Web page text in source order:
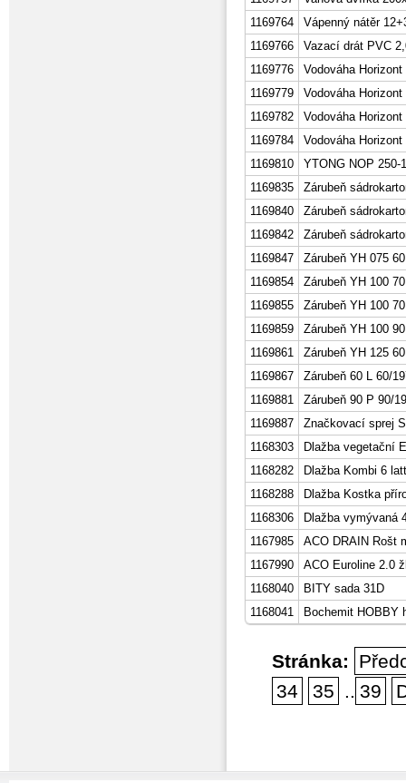
1169764
Vápenný nátěr
1169766
Vazací drát PVC
1169776
Vodováha
1169779
Vodováha
1169782
Vodováha
1169784
Vodováha
1169810
YTONG NOP 250-
1169835
Zárubeň
1169840
Zárubeň
1169842
Zárubeň
1169847
Zárubeň YH 075
1169854
Zárubeň YH 100
1169855
Zárubeň YH 100
1169859
Zárubeň YH 100
1169861
Zárubeň YH 125
1169867
Zárubeň 60 L 60/
1169881
Zárubeň 90 P 90/
1169887
Značkovací sprej
1168303
Dlažba vegetační
1168282
Dlažba Kombi 6
1168288
Dlažba Kostka
1168306
Dlažba vymývaná
1167985
ACO DRAIN Rošt
1167990
ACO Euroline 2.0
1168040
BITY sada 31D
1168041
Bochemit HOBBY
Stránka:
34
35 .. 39